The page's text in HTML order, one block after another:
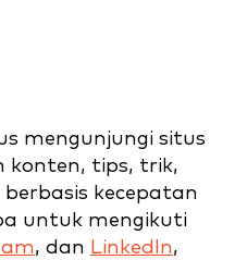
mengunjungi situs
konten, tips, trik,
kecepatan
untuk mengikuti
, dan LinkedIn,